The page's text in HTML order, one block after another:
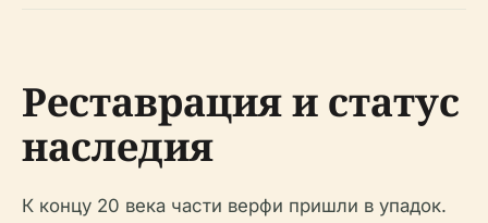
Реставрация и статус
наследия
К концу 20 века части верфи пришли в упадок.